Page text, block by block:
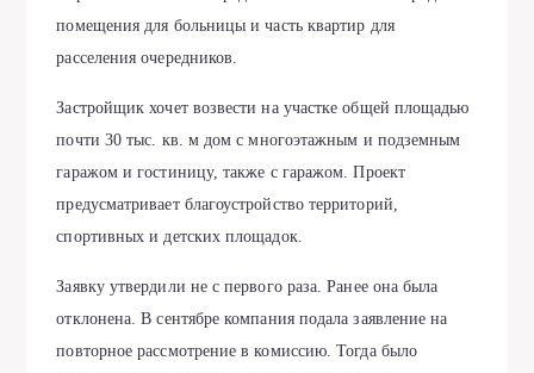
помещения для больницы и часть квартир для
расселения очередников.
Застройщик хочет возвести на участке общей площадью
почти 30 тыс. кв. м дом с многоэтажным и подземным
гаражом и гостиницу, также с гаражом. Проект
предусматривает благоустройство территорий,
спортивных и детских площадок.
Заявку утвердили не с первого раза. Ранее она была
отклонена. В сентябре компания подала заявление на
повторное рассмотрение в комиссию. Тогда было